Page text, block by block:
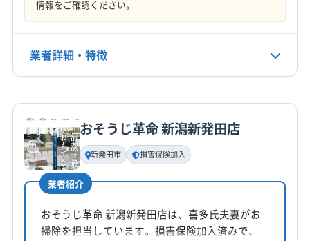
(福島県) 大沼郡会津美里町
(福島県) 南会津郡南会津町
(福島県) 二本松市
(福島県) 白河市
(福島県) 福島市
(福島県) 本宮市
(福島県) 耶麻郡西会津町
(福島県) 耶麻郡猪苗代町
(福島県) 耶麻郡磐梯町
(福島県) 耶麻郡北塩原村
土・日・祝
0120-745-168
情報をご確認ください。
業者詳細・特徴
基本情報
代表者名
小山和孝
所在地
新潟県新発田市岡島191-2
おそうじ革命 新潟新発田店
新発田市 損害保険加入
業者紹介
おそうじ革命 新潟新発田店は、喜多氏夫妻がお
掃除を担当しています。損害保険加入済みで、